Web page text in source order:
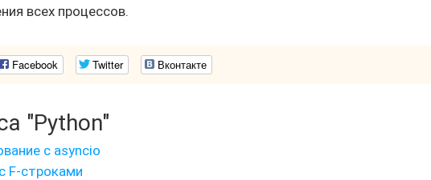
всех процессов.
Facebook Twitter Вконтакте
"Python"
с asyncio
F-строками